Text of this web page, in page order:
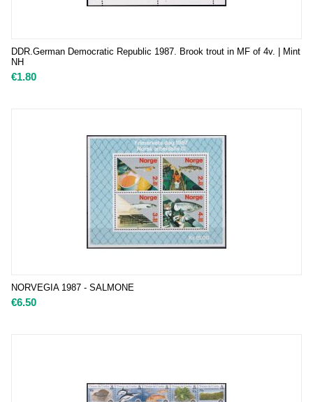
DDR.German Democratic Republic 1987. Brook trout in MF of 4v. | Mint
NH
€1.80
NORVEGIA 1987 - SALMONE
€6.50